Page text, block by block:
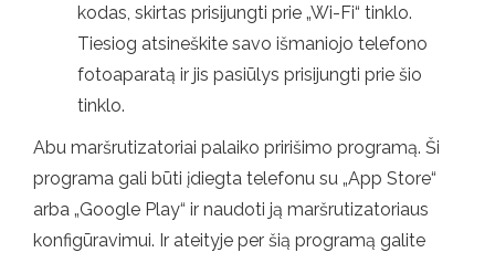
kodas, skirtas prisijungti prie „Wi-Fi“ tinklo.
Tiesiog atsineškite savo išmaniojo telefono
fotoaparatą ir jis pasiūlys prisijungti prie šio
tinklo.
Abu maršrutizatoriai palaiko pririšimo programą. Ši
programa gali būti įdiegta telefonu su „App Store“
arba „Google Play“ ir naudoti ją maršrutizatoriaus
konfigūravimui. Ir ateityje per šią programą galite